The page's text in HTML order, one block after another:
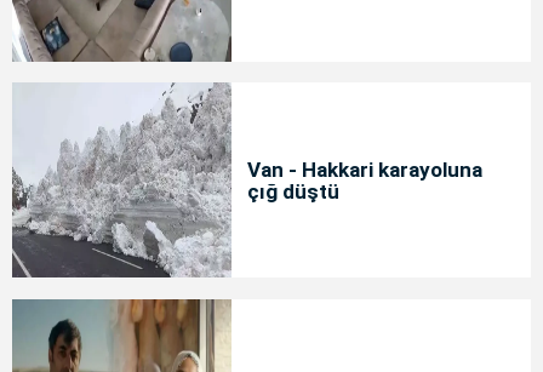
Van - Hakkari karayoluna
çığ düştü